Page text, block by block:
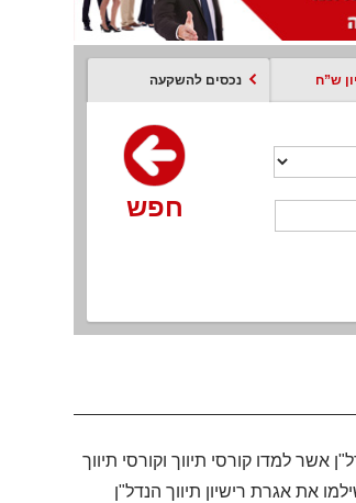
נכסים להשקעה
חפש
חפש
חפש
חפש חפש חפש
חפש
אשר למדו קורסי תיווך וקורסי תיווך
את אגרת רישיון תיווך הנדל"ן